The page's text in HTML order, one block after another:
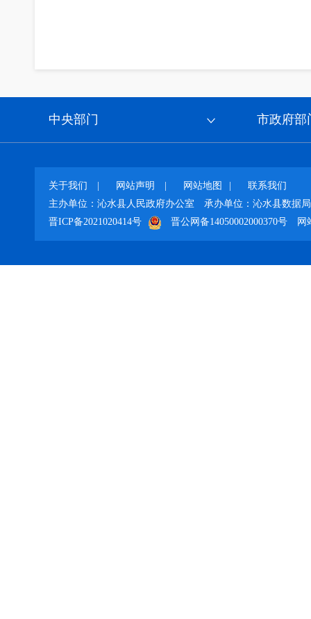
中央部门 市政府部
关于我们 网站声明 网站地图
联系我们
主办单位：沁水县人民政府办公室
承办单位：沁水县数据局
晋ICP备2021020414号
晋公网备14050002000370号 网